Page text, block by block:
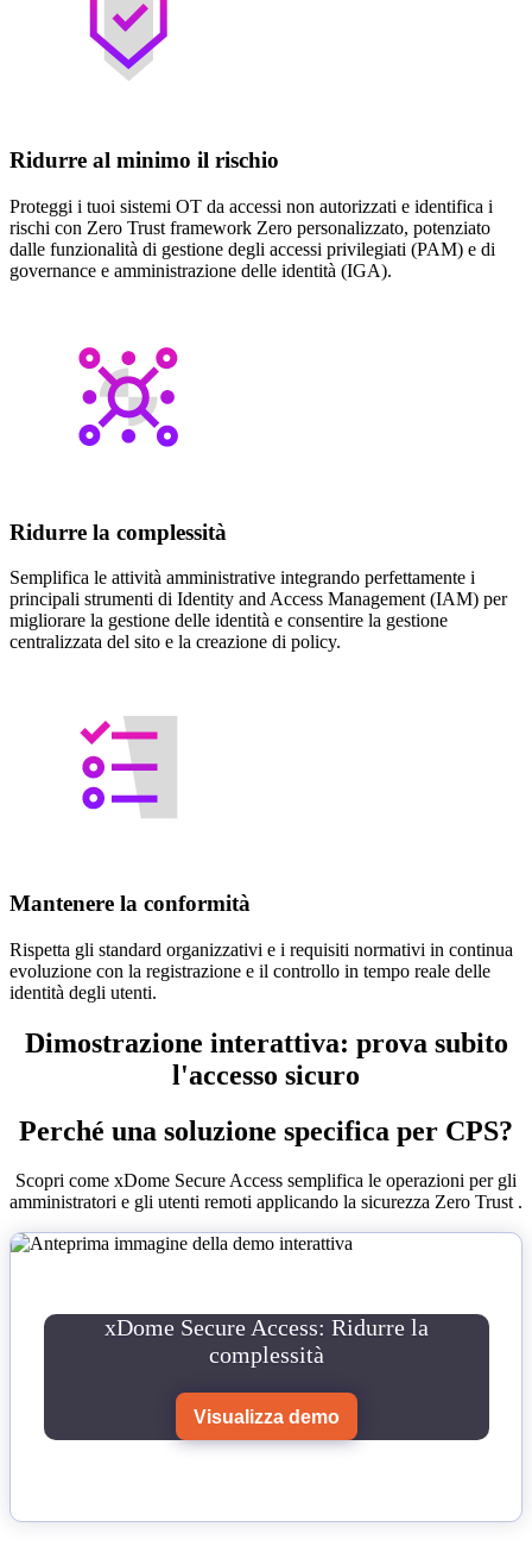
Ridurre al minimo il rischio
Proteggi i tuoi sistemi OT da accessi non autorizzati e identifica i
rischi con Zero Trust framework Zero personalizzato, potenziato
dalle funzionalità di gestione degli accessi privilegiati (PAM) e di
governance e amministrazione delle identità (IGA).
Ridurre la complessità
Semplifica le attività amministrative integrando perfettamente i
principali strumenti di Identity and Access Management (IAM) per
migliorare la gestione delle identità e consentire la gestione
centralizzata del sito e la creazione di policy.
Mantenere la conformità
Rispetta gli standard organizzativi e i requisiti normativi in continua
evoluzione con la registrazione e il controllo in tempo reale delle
identità degli utenti.
Dimostrazione interattiva: prova subito
l'accesso sicuro
Perché una soluzione specifica per CPS?
Scopri come xDome Secure Access semplifica le operazioni per gli
amministratori e gli utenti remoti applicando la sicurezza Zero Trust .
xDome Secure Access: Ridurre la
complessità
Visualizza demo